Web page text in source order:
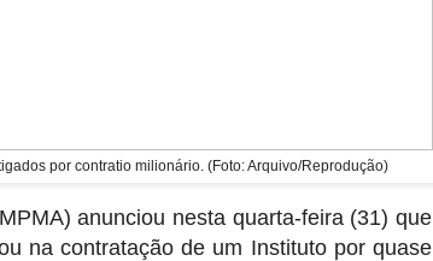
por contratio milionário. (Foto: Arquivo/Reprodução)
anunciou nesta quarta-feira (31) que
na contratação de um Instituto por quase